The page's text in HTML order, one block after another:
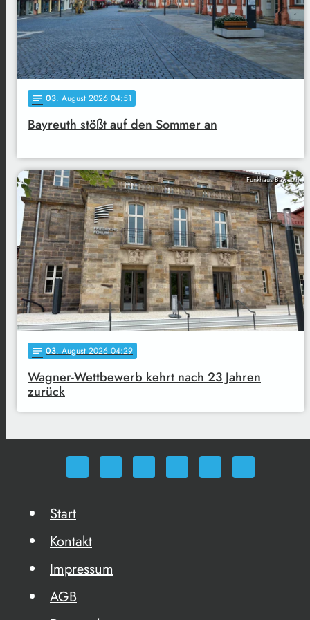
notes 03. August 2026 04:51
Bayreuth stößt auf den Sommer an
Funkhaus Bayreuth
notes 03. August 2026 04:29
Wagner-Wettbewerb kehrt nach 23 Jahren
zurück
Start
Kontakt
Impressum
AGB